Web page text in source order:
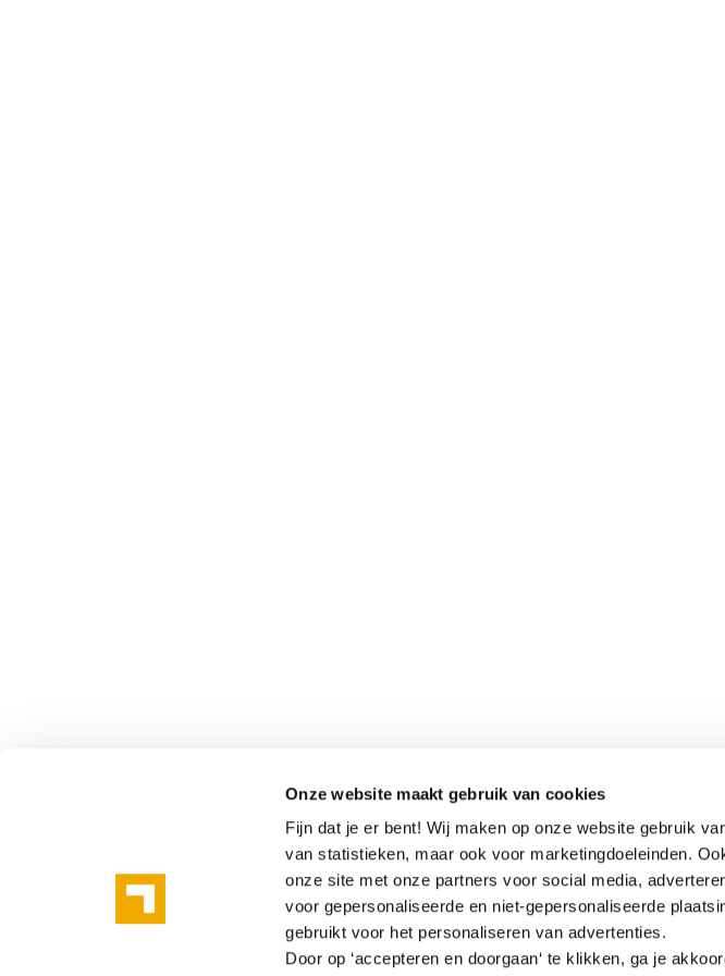
Onze website maakt gebruik van cookies
Fijn dat je er bent! Wij maken op onze website gebruik
van statistieken, maar ook voor marketingdoeleinden.
onze site met onze partners voor social media,
voor gepersonaliseerde en niet-gepersonaliseerde
gebruikt voor het personaliseren van advertenties.
Door op ‘accepteren en doorgaan‘ te klikken, ga je